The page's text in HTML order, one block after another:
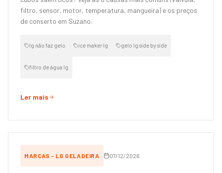
filtro, sensor, motor, temperatura, mangueira) e os preços
de conserto em Suzano.
lg não faz gelo ice maker lg gelo lg side by side
filtro de água lg
Ler mais
MARCAS - LG GELADEIRA 07/12/2026